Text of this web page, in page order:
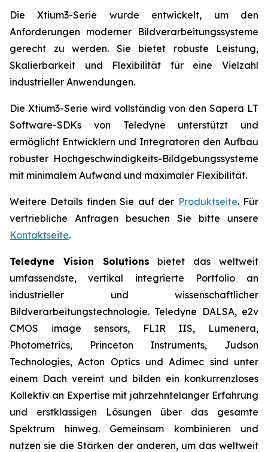
Die Xtium3-Serie wurde entwickelt, um den
Anforderungen moderner Bildverarbeitungssysteme
gerecht zu werden. Sie bietet robuste Leistung,
Skalierbarkeit und Flexibilität für eine Vielzahl
industrieller Anwendungen.
Die Xtium3-Serie wird vollständig von den Sapera LT
Software-SDKs von Teledyne unterstützt und
ermöglicht Entwicklern und Integratoren den Aufbau
robuster Hochgeschwindigkeits-Bildgebungssysteme
mit minimalem Aufwand und maximaler Flexibilität.
Weitere Details finden Sie auf der Produktseite. Für
vertriebliche Anfragen besuchen Sie bitte unsere
Kontaktseite.
Teledyne Vision Solutions bietet das weltweit
umfassendste, vertikal integrierte Portfolio an
industrieller und wissenschaftlicher
Bildverarbeitungstechnologie. Teledyne DALSA, e2v
CMOS image sensors, FLIR IIS, Lumenera,
Photometrics, Princeton Instruments, Judson
Technologies, Acton Optics und Adimec sind unter
einem Dach vereint und bilden ein konkurrenzloses
Kollektiv an Expertise mit jahrzehntelanger Erfahrung
und erstklassigen Lösungen über das gesamte
Spektrum hinweg. Gemeinsam kombinieren und
nutzen sie die Stärken der anderen, um das weltweit